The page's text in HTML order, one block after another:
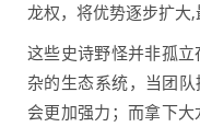
龙权，将优势逐步扩大,
这些史诗野怪并非孤
杂的生态系统，当团
会更加强力；而拿下